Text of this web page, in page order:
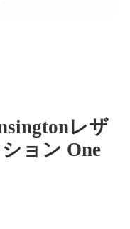
レザ
ョン One